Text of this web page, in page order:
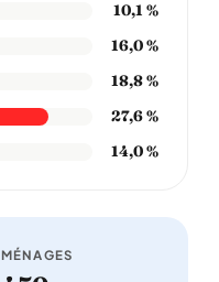
10,1 %
16,0 %
18,8 %
27,6 %
14,0 %
MÉNAGES